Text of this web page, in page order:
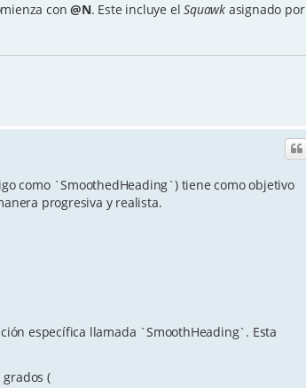
con@N. Este incluye elSquawk asignado por
como `SmoothedHeading`) tiene como objetivo
progresiva y realista.
específica llamada `SmoothHeading`. Esta
(